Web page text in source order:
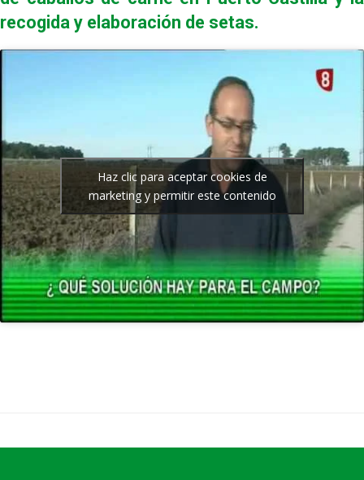
recogida y elaboración de setas.
Haz clic para aceptar cookies de
marketing y permitir este contenido